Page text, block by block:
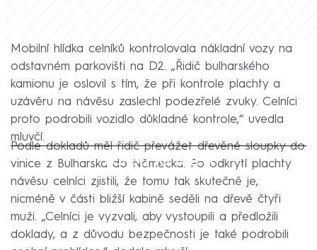
Mobilní hlídka celníků kontrolovala nákladní vozy na
odstavném parkovišti na D2. „Řidič bulharského
kamionu je oslovil s tím, že při kontrole plachty a
uzávěru na návěsu zaslechl podezřelé zvuky. Celníci
proto podrobili vozidlo důkladné kontrole,“ uvedla
mluvčí.
Failed to fetch
Podle dokladů měl řidič převážet dřevěné sloupky do
vinice z Bulharska do Německa. Po odkrytí plachty
návěsu celníci zjistili, že tomu tak skutečně je,
nicméně v části bližší kabině seděli na dřevě čtyři
muži. „Celníci je vyzvali, aby vystoupili a předložili
doklady, a z důvodu bezpečnosti je také podrobili